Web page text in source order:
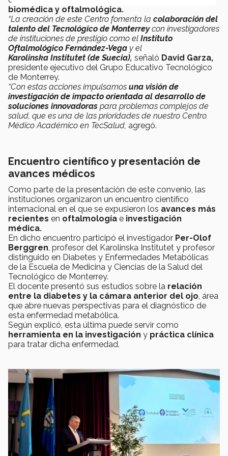
biomédica y oftalmológica.
“La creación de este Centro fomenta la colaboración del
talento del Tecnológico de Monterreycon investigadores
de instituciones de prestigio como el Instituto
Oftalmológico Fernández-Vega y el
Karolinska Institutet (de Suecia), señaló David Garza,
presidente ejecutivo del Grupo Educativo Tecnológico
de Monterrey.
“Con estas acciones impulsamos una visión de
investigación de impacto orientada al desarrollo de
soluciones innovadoras para problemas complejos de
salud, que es una de las prioridades de nuestro Centro
Médico Académico en TecSalud, agregó.
Encuentro científico y presentación de
avances médicos
Como parte de la presentación de este convenio, las
instituciones organizaron un encuentro científico
internacional en el que se expusieron los avances más
recientes en oftalmología e investigación
médica.
En dicho encuentro participó el investigador Per-Olof
Berggren , profesor del Karolinska Institutet y profesor
distinguido en Diabetes y Enfermedades Metabólicas
de la Escuela de Medicina y Ciencias de la Salud del
Tecnológico de Monterrey.
El docente presentó sus estudios sobre la relación
entre la diabetes y la cámara anterior del ojo , área
que abre nuevas perspectivas para el diagnóstico de
esta enfermedad metabólica.
Según explicó, esta última puede servir como
herramienta en la investigación y práctica clínica
para tratar dicha enfermedad.